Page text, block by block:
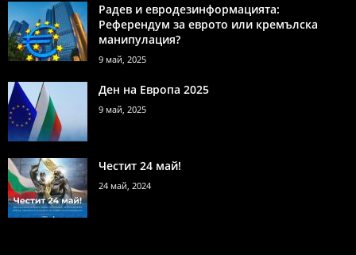
Радев и евродезинформацията:
Референдум за еврото или кремълска
манипулация?
9 май, 2025
Ден на Европа 2025
9 май, 2025
Честит 24 май!
24 май, 2024